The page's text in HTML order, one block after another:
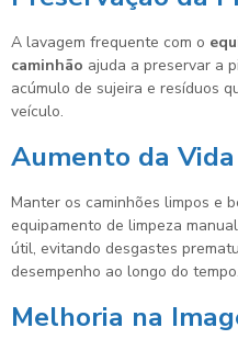
A lavagem frequente com o
caminhão ajuda a preservar a
acúmulo de sujeira e resíduos
veículo.
Aumento da
Manter os caminhões limpos e
equipamento de limpeza
útil, evitando desgastes
desempenho ao longo do tempo.
Melhoria na